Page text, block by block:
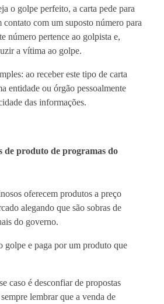
o golpe perfeito, a carta pede para
contato com um suposto número para
número pertence ao golpista e,
a vítima ao golpe.
ao receber este tipo de carta
entidade ou órgão pessoalmente
das informações.
de produto de programas do
oferecem produtos a preço
alegando que são sobras de
do governo.
golpe e paga por um produto que
caso é desconfiar de propostas
lembrar que a venda de